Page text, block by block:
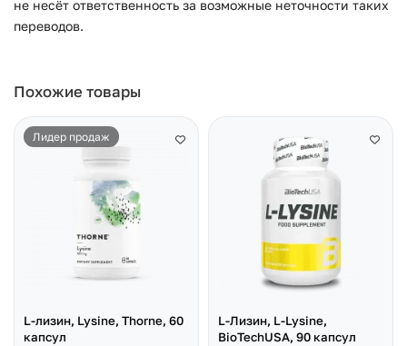
не несёт ответственность за возможные неточности таких
переводов.
Похожие товары
Лидер продаж
L-лизин, Lysine, Thorne, 60
капсул
L-Лизин, L-Lysine,
BioTechUSA, 90 капсул